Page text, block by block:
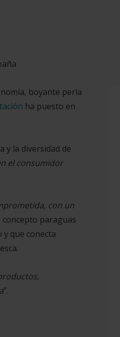
boyante perla
ha puesto en
y la diversidad de
el consumidor
con un
concepto paraguas
que conecta
”.